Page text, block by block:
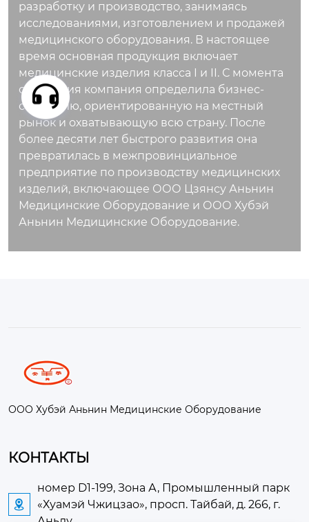
лена на надежную
фиксацию трубки и
удобство клиничес
кого применения.
разработку и производство, занимаясь
исследованиями, изготовлением и продажей
медицинского оборудования. В настоящее
время основная продукция включает
медицинские изделия класса I и II. С момента
основания компания определила бизнес-
стратегию, ориентированную на местный
рынок и охватывающую всю страну. После
более десяти лет быстрого развития она
превратилась в межпровинциальное
предприятие по производству медицинских
изделий, включающее ООО Цзянсу Аньнин
Медицинские Оборудование и ООО Хубэй
Аньнин Медицинские Оборудование.
ООО Хубэй Аньнин Медицинские Оборудование
КОНТАКТЫ

номер D1-199, Зона А, Промышленный парк
«Хуамэй Чжицзао», просп. Тайбай, д. 266, г.